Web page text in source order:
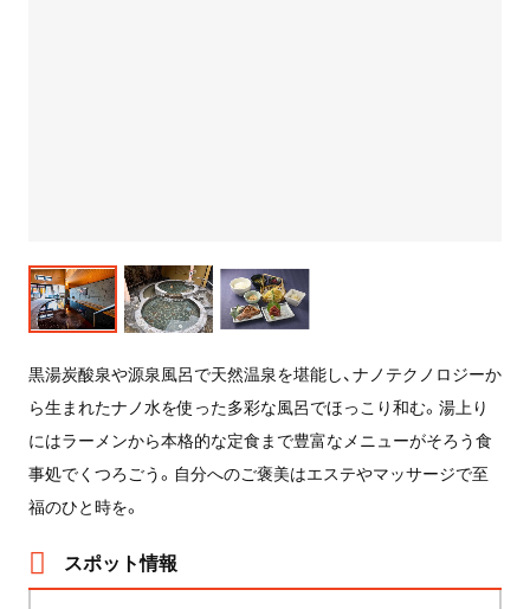
黒湯炭酸泉や源泉風呂で天然温泉を堪能し、ナノテクノロジーか
ら生まれたナノ水を使った多彩な風呂でほっこり和む。湯上り
にはラーメンから本格的な定食まで豊富なメニューがそろう食
事処でくつろごう。自分へのご褒美はエステやマッサージで至
福のひと時を。
スポット情報